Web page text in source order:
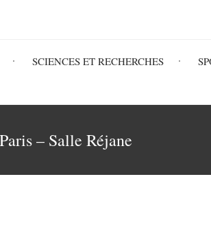
SCIENCES ET RECHERCHES
– Salle Réjane